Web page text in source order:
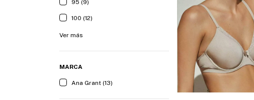
95 (9)
100 (12)
Ver más
MARCA
Ana Grant (13)